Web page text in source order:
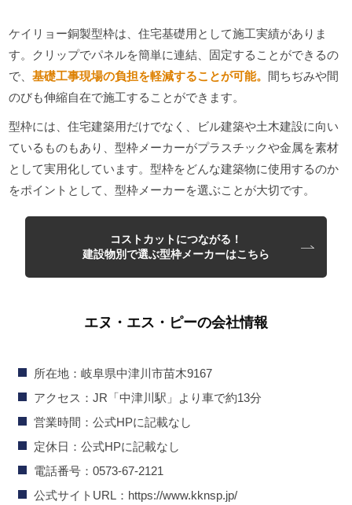
ケイリョー銅製型枠は、住宅基礎用として施工実績がありま
す。クリップでパネルを簡単に連結、固定することができるの
で、基礎工事現場の負担を軽減することが可能。 間ちぢみや間
のびも伸縮自在で施工することができます。
型枠には、住宅建築用だけでなく、ビル建築や土木建設に向い
ているものもあり、型枠メーカーがプラスチックや金属を素材
として実用化しています。型枠をどんな建築物に使用するのか
をポイントとして、型枠メーカーを選ぶことが大切です。
コストカットにつながる！
建設物別で選ぶ型枠メーカーはこちら
エヌ・エス・ピーの会社情報
所在地：岐阜県中津川市苗木9167
アクセス：JR「中津川駅」より車で約13分
営業時間：公式HPに記載なし
定休日：公式HPに記載なし
電話番号：0573-67-2121
公式サイトURL：https://www.kknsp.jp/